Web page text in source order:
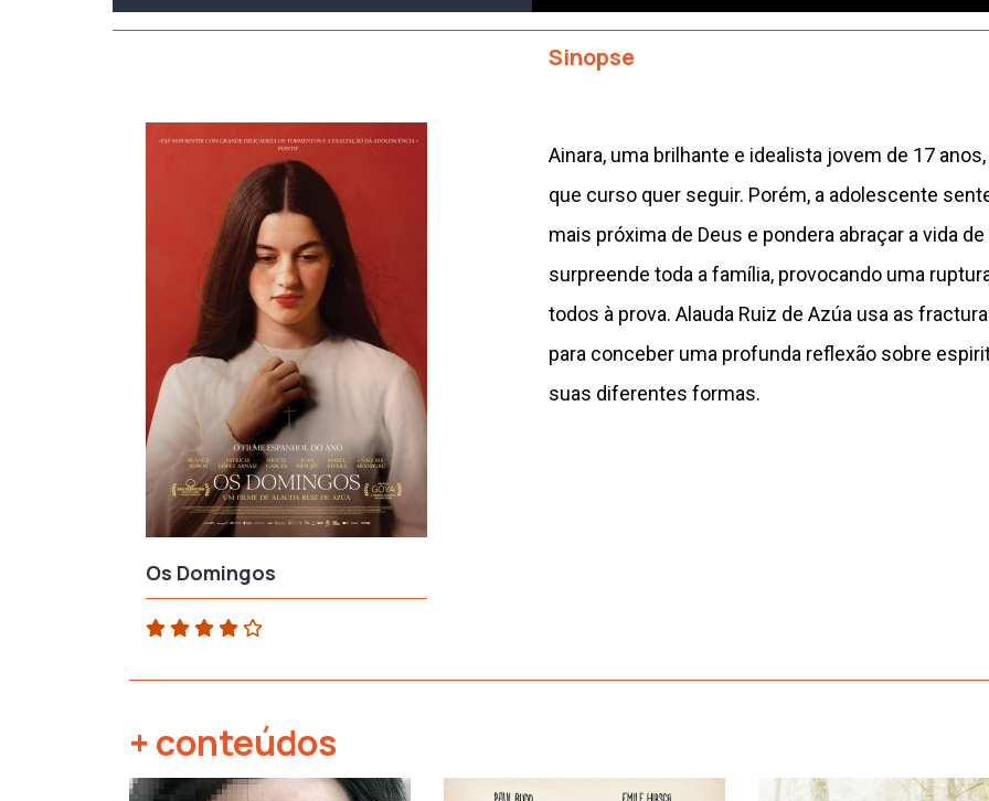
Sinopse
Os Domingos
Ainara, uma brilhante e idealista jovem de 17
que curso quer seguir. Porém, a adolescente
mais próxima de Deus e pondera abraçar a vida
surpreende toda a família, provocando uma
todos à prova. Alauda Ruiz de Azúa usa as
para conceber uma profunda reflexão sobre
suas diferentes formas.
+ conteúdos